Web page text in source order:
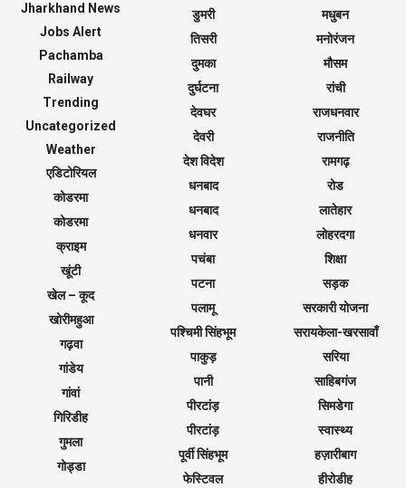
Jharkhand News
Jobs Alert
Pachamba
Railway
Trending
Uncategorized
Weather
एडिटोरियल
कोडरमा
कोडरमा
क्राइम
खूंटी
खेल – कूद
खोरीमहुआ
गढ़वा
गांडेय
गांवां
गिरिडीह
गुमला
गोड्डा
डुमरी
तिसरी
दुमका
दुर्घटना
देवघर
देवरी
देश विदेश
धनबाद
धनबाद
धनवार
पचंबा
पटना
पलामू
पश्चिमी सिंहभूम
पाकुड़
पानी
पीरटांड़
पीरटांड़
पूर्वी सिंहभूम
फेस्टिवल
मधुबन
मनोरंजन
मौसम
रांची
राजधनवार
राजनीति
रामगढ़
रोड
लातेहार
लोहरदगा
शिक्षा
सड़क
सरकारी योजना
सरायकेला-खरसावाँ
सरिया
साहिबगंज
सिमडेगा
स्वास्थ्य
हज़ारीबाग
हीरोडीह